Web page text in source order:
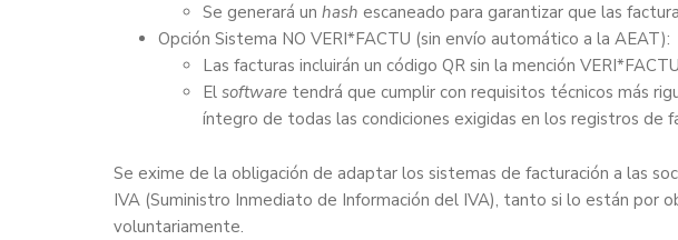
Se generará un hash escaneado para garantizar que las
Opción Sistema NO VERI*FACTU (sin envío automático a la AEAT):
Las facturas incluirán un código QR sin la mención
El software tendrá que cumplir con requisitos técnicos más
íntegro de todas las condiciones exigidas en los registros de
Se exime de la obligación de adaptar los sistemas de facturación a las
IVA (Suministro Inmediato de Información del IVA), tanto si lo están por
voluntariamente.